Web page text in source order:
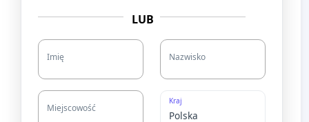
LUB
Imię Nazwisko
Miejscowość
Kraj